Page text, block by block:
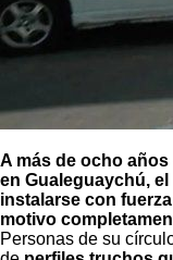
A más de ocho
en Gualeguaychú,
instalarse con
motivo
Personas de su